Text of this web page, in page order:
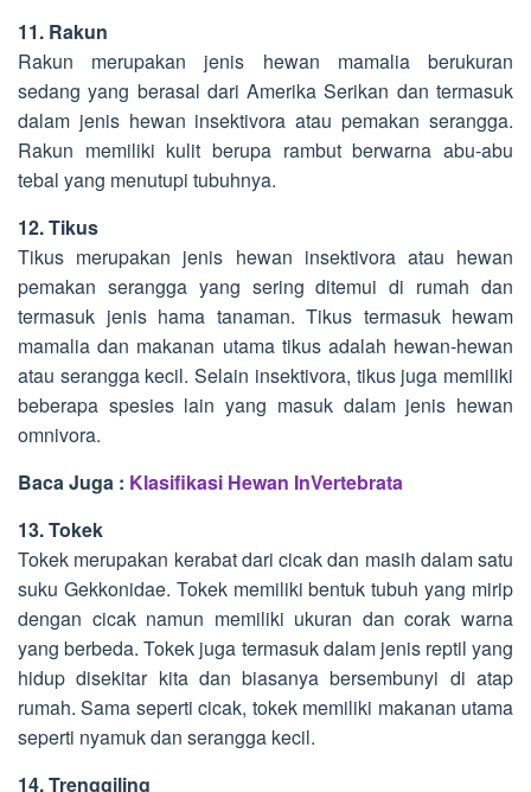
11. Rakun
Rakun merupakan jenis hewan mamalia berukuran
sedang yang berasal dari Amerika Serikan dan termasuk
dalam jenis hewan insektivora atau pemakan serangga.
Rakun memiliki kulit berupa rambut berwarna abu-abu
tebal yang menutupi tubuhnya.
12. Tikus
Tikus merupakan jenis hewan insektivora atau hewan
pemakan serangga yang sering ditemui di rumah dan
termasuk jenis hama tanaman. Tikus termasuk hewam
mamalia dan makanan utama tikus adalah hewan-hewan
atau serangga kecil. Selain insektivora, tikus juga memiliki
beberapa spesies lain yang masuk dalam jenis hewan
omnivora.
Baca Juga : Klasifikasi Hewan InVertebrata
13. Tokek
Tokek merupakan kerabat dari cicak dan masih dalam satu
suku Gekkonidae. Tokek memiliki bentuk tubuh yang mirip
dengan cicak namun memiliki ukuran dan corak warna
yang berbeda. Tokek juga termasuk dalam jenis reptil yang
hidup disekitar kita dan biasanya bersembunyi di atap
rumah. Sama seperti cicak, tokek memiliki makanan utama
seperti nyamuk dan serangga kecil.
14. Trenggiling